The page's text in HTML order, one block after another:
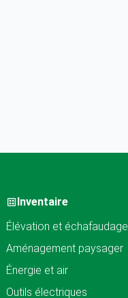
Inventaire
Élévation et échafaudage
Aménagement paysager
Énergie et air
Outils électriques